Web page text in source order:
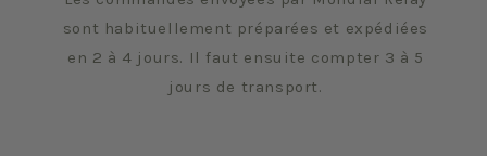
sont habituellement préparées et expédiées
en 2 à 4 jours. Il faut ensuite compter 3 à 5
jours de transport.